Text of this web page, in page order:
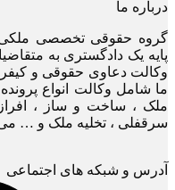
درباره ما
گروه حقوقی تخصصی ملکی
پایه یک دادگستری به
وکالت دعاوی حقوقی و
ما شامل وکالت انواع
ملک ، ساخت و ساز ،
سرقفلی ، تخلیه ملک و …
آدرس و شبکه های اجتماعی